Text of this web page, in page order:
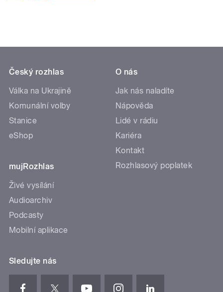
Český rozhlas
Válka na Ukrajině
Komunální volby
Stanice
eShop
mujRozhlas
Živé vysílání
Audioarchiv
Podcasty
Mobilní aplikace
O nás
Jak nás naladíte
Nápověda
Lidé v rádiu
Kariéra
Kontakt
Rozhlasový poplatek
Sledujte nás